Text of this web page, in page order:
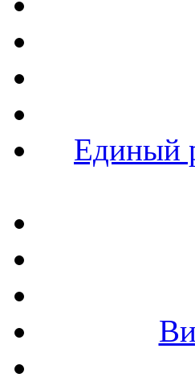
Единый